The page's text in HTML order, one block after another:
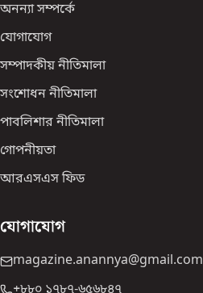
অনন্যা সম্পর্কে
যোগাযোগ
সম্পাদকীয় নীতিমালা
সংশোধন নীতিমালা
পাবলিশার নীতিমালা
গোপনীয়তা
আরএসএস ফিড
যোগাযোগ
magazine.anannya@gmail.com